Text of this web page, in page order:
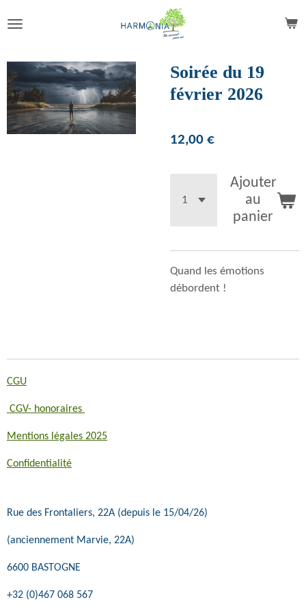
au
principal
Soirée du 19
février 2026
12,00 €
Ajouter
au
panier
Quand les émotions
débordent !
CGU
CGV- honoraires
Mentions légales 2025
Confidentialité
Rue des Frontaliers, 22A (depuis le 15/04/26)
(anciennement Marvie, 22A)
6600 BASTOGNE
+32 (0)467 068 567